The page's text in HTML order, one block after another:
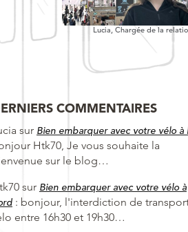
Lucia, Chargée de la
COMMENTAIRES
sur Bien embarquer avec votre vélo à
Htk70, Je vous souhaite la
sur le blog…
sur Bien embarquer avec votre vélo à
: bonjour, l'interdiction de
entre 16h30 et 19h30…